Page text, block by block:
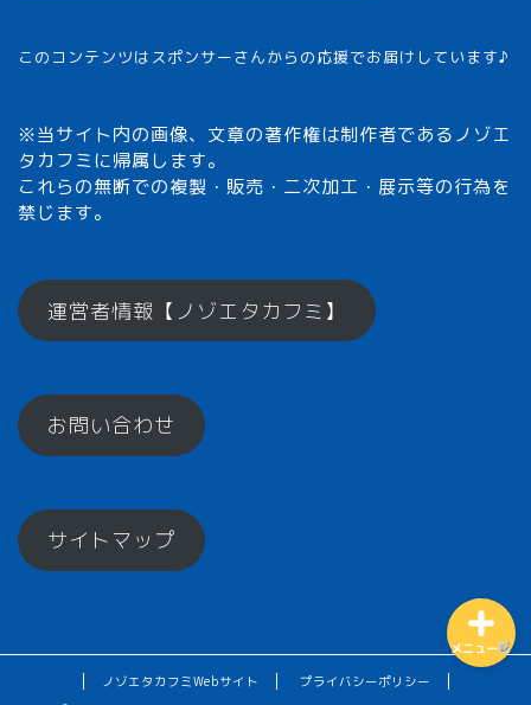
このコンテンツはスポンサーさんからの応援でお届けしています♪
※当サイト内の画像、文章の著作権は制作者であるノゾエ
タカフミに帰属します。
これらの無断での複製・販売・二次加工・展示等の行為を
禁じます。
運営者情報【ノゾエタカフミ】
お問い合わせ
サイトマップ
ノゾエタカフミWebサイト
プライバシーポリシー
メニュー
メモざるとは？